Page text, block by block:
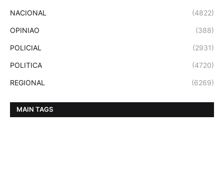
NACIONAL (4822)
OPINIAO (388)
POLICIAL (2931)
POLITICA (4720)
REGIONAL (6269)
MAIN TAGS